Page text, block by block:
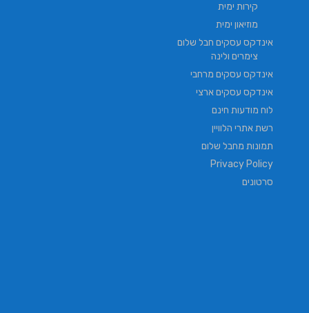
קירות ימית
מוזיאון ימית
אינדקס עסקים חבל שלום
צימרים ולינה
אינדקס עסקים מרחבי
אינדקס עסקים ארצי
לוח מודעות חינם
רשת אתרי הלוויין
תמונות מחבל שלום
Privacy Policy
סרטונים